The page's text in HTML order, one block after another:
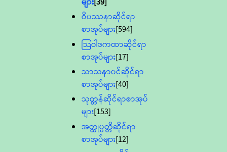
ဝိပဿနာဆိုင်ရာ
စာအုပ်များ[594]
သြဝါဒကထာဆိုင်ရာ
စာအုပ်များ[17]
သာသနာ၀င်ဆိုင်ရာ
စာအုပ်များ[40]
သုတ္တန်ဆိုင်ရာစာအုပ်
များ[153]
အတ္ထုပ္ပတ္တိဆိုင်ရာ
စာအုပ်များ[12]